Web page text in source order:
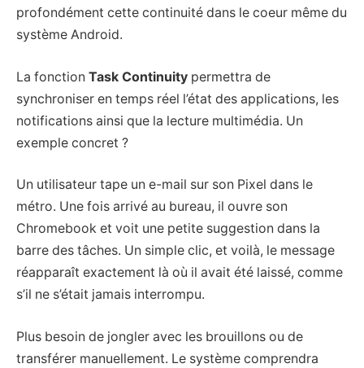
profondément cette continuité dans le coeur même du
système Android.
La fonction Task Continuity permettra de
synchroniser en temps réel l’état des applications, les
notifications ainsi que la lecture multimédia. Un
exemple concret ?
Un utilisateur tape un e-mail sur son Pixel dans le
métro. Une fois arrivé au bureau, il ouvre son
Chromebook et voit une petite suggestion dans la
barre des tâches. Un simple clic, et voilà, le message
réapparaît exactement là où il avait été laissé, comme
s’il ne s’était jamais interrompu.
Plus besoin de jongler avec les brouillons ou de
transférer manuellement. Le système comprendra